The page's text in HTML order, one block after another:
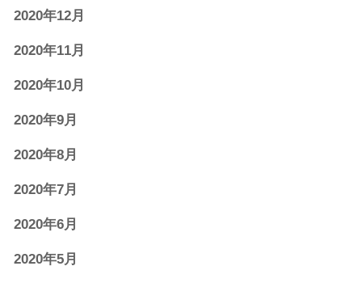
2020年12月
2020年11月
2020年10月
2020年9月
2020年8月
2020年7月
2020年6月
2020年5月